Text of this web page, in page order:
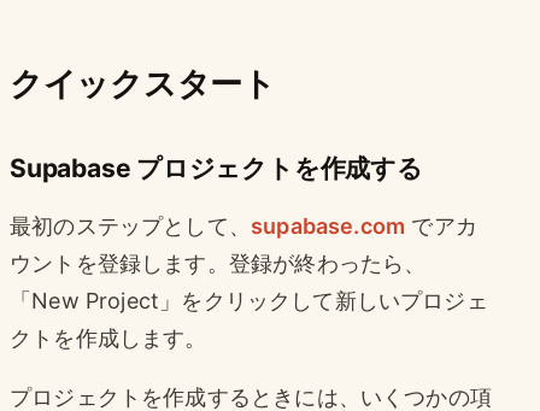
クイックスタート
Supabase プロジェクトを作成する
最初のステップとして、 supabase.com でアカ
ウントを登録します。登録が終わったら、
「New Project」をクリックして新しいプロジェ
クトを作成します。
プロジェクトを作成するときには、いくつかの項